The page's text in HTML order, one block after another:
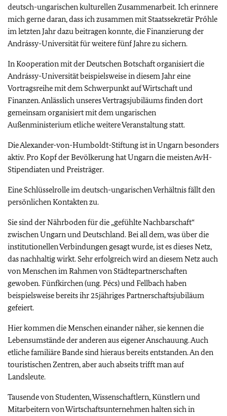
deutsch-ungarischen kulturellen Zusammenarbeit. Ich erinnere
mich gerne daran, dass ich zusammen mit Staatssekretär Prőhle
im letzten Jahr dazu beitragen konnte, die Finanzierung der
Andrássy-Universität für weitere fünf Jahre zu sichern.
In Kooperation mit der Deutschen Botschaft organisiert die
Andrássy-Universität beispielsweise in diesem Jahr eine
Vortragsreihe mit dem Schwerpunkt auf Wirtschaft und
Finanzen. Anlässlich unseres Vertragsjubiläums finden dort
gemeinsam organisiert mit dem ungarischen
Außenministerium etliche weitere Veranstaltung statt.
Die Alexander-von-Humboldt-Stiftung ist in Ungarn besonders
aktiv. Pro Kopf der Bevölkerung hat Ungarn die meisten AvH-
Stipendiaten und Preisträger.
Eine Schlüsselrolle im deutsch-ungarischen Verhältnis fällt den
persönlichen Kontakten zu.
Sie sind der Nährboden für die „gefühlte Nachbarschaft“
zwischen Ungarn und Deutschland. Bei all dem, was über die
institutionellen Verbindungen gesagt wurde, ist es dieses Netz,
das nachhaltig wirkt. Sehr erfolgreich wird an diesem Netz auch
von Menschen im Rahmen von Städtepartnerschaften
gewoben. Fünfkirchen (ung. Pécs) und Fellbach haben
beispielsweise bereits ihr 25jähriges Partnerschaftsjubiläum
gefeiert.
Hier kommen die Menschen einander näher, sie kennen die
Lebensumstände der anderen aus eigener Anschauung. Auch
etliche familiäre Bande sind hieraus bereits entstanden. An den
touristischen Zentren, aber auch abseits trifft man auf
Landsleute.
Tausende von Studenten, Wissenschaftlern, Künstlern und
Mitarbeitern von Wirtschaftsunternehmen halten sich in